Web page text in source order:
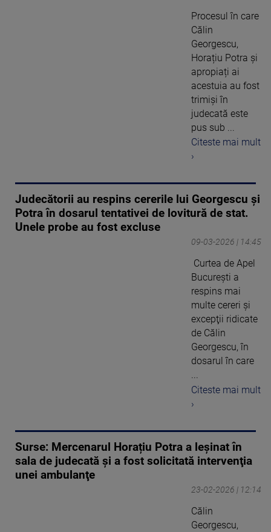
Procesul în care
Călin
Georgescu,
Horațiu Potra și
apropiați ai
acestuia au fost
trimiși în
judecată este
pus sub ...
Citeste mai mult
›
Judecătorii au respins cererile lui Georgescu și
Potra în dosarul tentativei de lovitură de stat.
Unele probe au fost excluse
09-03-2026 | 14:45
Curtea de Apel
București a
respins mai
multe cereri şi
excepţii ridicate
de Călin
Georgescu, în
dosarul în care
...
Citeste mai mult
›
Surse: Mercenarul Horațiu Potra a leșinat în
sala de judecată şi a fost solicitată intervenţia
unei ambulanţe
23-02-2026 | 12:14
Călin
Georgescu,